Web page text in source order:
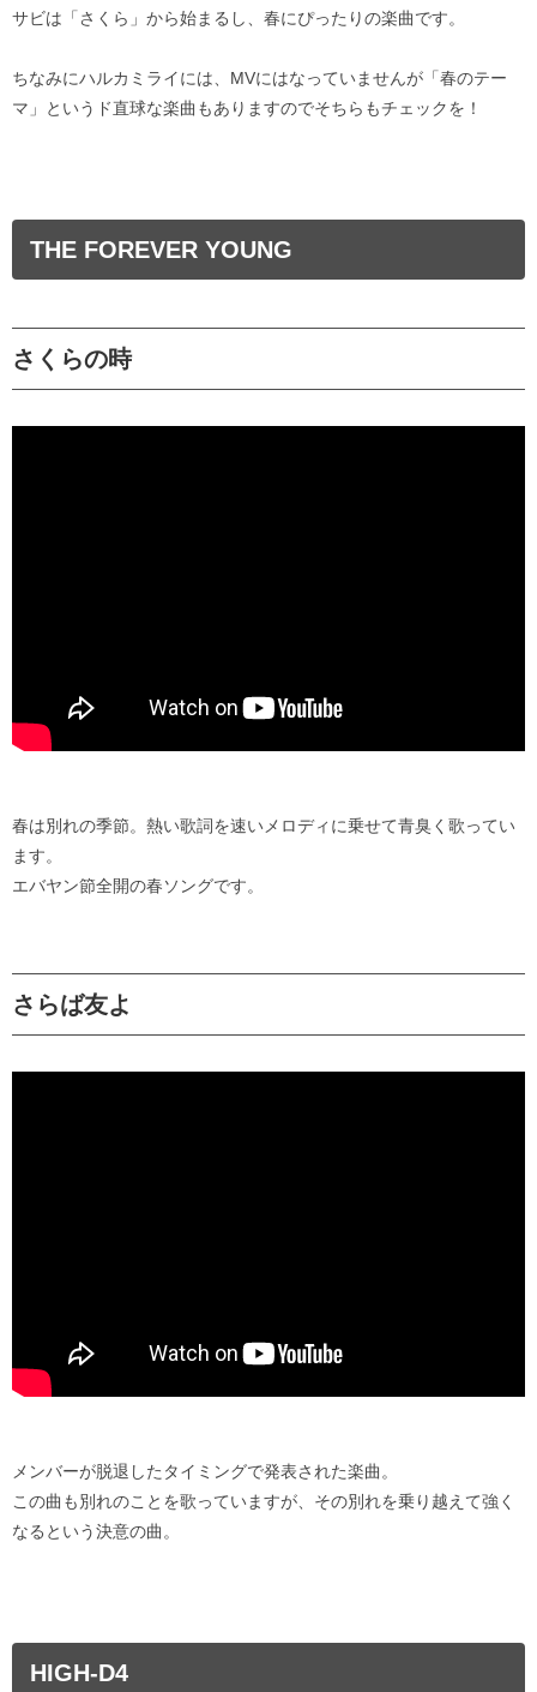
サビは「さくら」から始まるし、春にぴったりの楽曲です。
ちなみにハルカミライには、MVにはなっていませんが「春のテー
マ」というド直球な楽曲もありますのでそちらもチェックを！
THE FOREVER YOUNG
さくらの時
春は別れの季節。熱い歌詞を速いメロディに乗せて青臭く歌ってい
ます。
エバヤン節全開の春ソングです。
さらば友よ
メンバーが脱退したタイミングで発表された楽曲。
この曲も別れのことを歌っていますが、その別れを乗り越えて強く
なるという決意の曲。
HIGH-D4